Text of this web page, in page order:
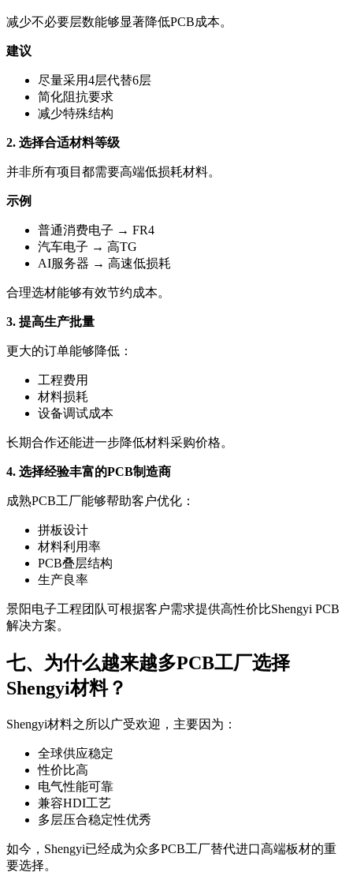
减少不必要层数能够显著降低PCB成本。
建议
尽量采用4层代替6层
简化阻抗要求
减少特殊结构
2. 选择合适材料等级
并非所有项目都需要高端低损耗材料。
示例
普通消费电子 → FR4
汽车电子 → 高TG
AI服务器 → 高速低损耗
合理选材能够有效节约成本。
3. 提高生产批量
更大的订单能够降低：
工程费用
材料损耗
设备调试成本
长期合作还能进一步降低材料采购价格。
4. 选择经验丰富的PCB制造商
成熟PCB工厂能够帮助客户优化：
拼板设计
材料利用率
PCB叠层结构
生产良率
景阳电子工程团队可根据客户需求提供高性价比Shengyi PCB
解决方案。
七、为什么越来越多PCB工厂选择
Shengyi材料？
Shengyi材料之所以广受欢迎，主要因为：
全球供应稳定
性价比高
电气性能可靠
兼容HDI工艺
多层压合稳定性优秀
如今，Shengyi已经成为众多PCB工厂替代进口高端板材的重
要选择。